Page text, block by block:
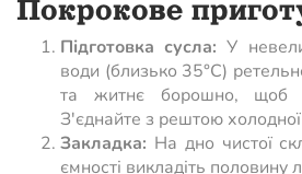
Покрокове
Підготовка сусла: У
води (близько 35°C)
та житнє борошно, щоб
З'єднайте з рештою
Закладка: На дно чистої
ємності викладіть половину